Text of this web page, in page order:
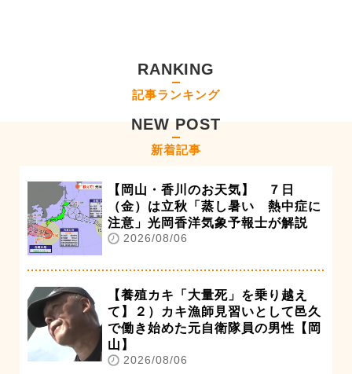
RANKING
記事ランキング
NEW POST
新着記事
【岡山・香川のお天気】 ７日
（金）は立秋「蒸し暑い 熱中症に
注意」光岡香洋気象予報士が解説
2026/08/06
【養殖カキ「大量死」を乗り越え
て】２）カキ漁師見習いとして邑久
で働き始めた元自衛隊員の男性【岡
山】
2026/08/06